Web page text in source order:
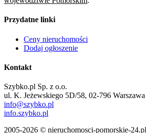
Przydatne linki
Ceny nieruchomości
Dodaj ogłoszenie
Kontakt
Szybko.pl Sp. z o.o.
ul. K. Jeżewskiego 5D/58, 02-796 Warszawa
info@szybko.pl
info.szybko.pl
2005-2026 © nieruchomosci-pomorskie-